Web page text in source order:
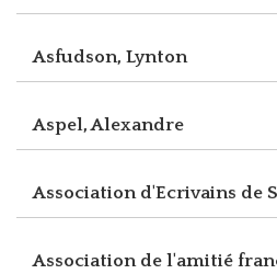
Asfudson, Lynton
Aspel, Alexandre
Association d'Ecrivains de
Association de l'amitié